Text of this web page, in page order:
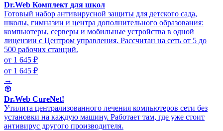
Dr.Web Комплект для школ
Готовый набор антивирусной защиты для детского сада,
школы, гимназии и центра дополнительного образования:
компьютеры, серверы и мобильные устройства в одной
лицензии с Центром управления. Рассчитан на сеть от 5 до
500 рабочих станций.
от 1 645 ₽
от 1 645 ₽
→
Dr.Web CureNet!
Утилита централизованного лечения компьютеров сети без
установки на каждую машину. Работает там, где уже стоит
антивирус другого производителя.